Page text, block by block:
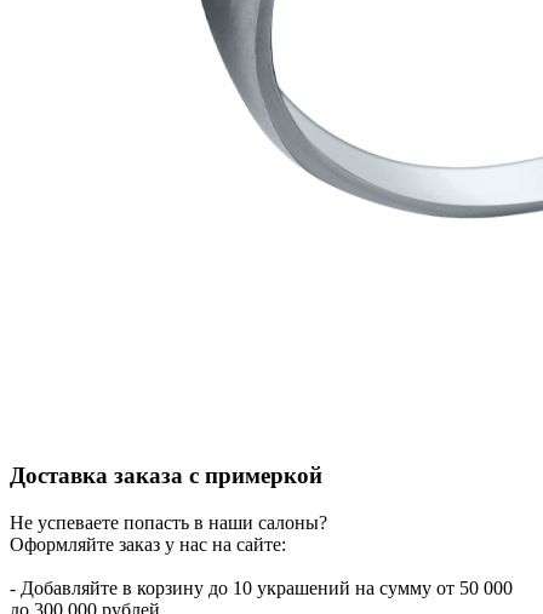
Доставка заказа с примеркой
Не успеваете попасть в наши салоны?
Оформляйте заказ у нас на сайте:
- Добавляйте в корзину до 10 украшений на сумму от 50 000
до 300 000 рублей.